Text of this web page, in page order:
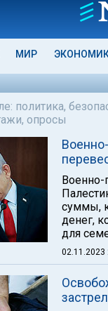
МИР
политика,
опросы
Военно-
суммы,
денег,
для
02.11.2023